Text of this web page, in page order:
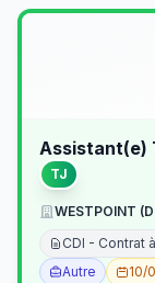
Assistant(e)
TJ
WESTPOINT
CDI - Contrat
Autre
10/